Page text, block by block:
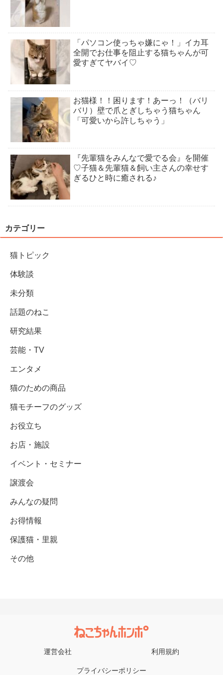
「パソコン使っちゃ嫌にゃ！」イカ耳
全開でお仕事を阻止する猫ちゃんが可
愛すぎてヤバイ♡
お猫様！！困ります！あーっ！（バリ
バリ）壁で爪とぎしちゃう猫ちゃん
「可愛いから許しちゃう」
『先輩猫をみんなで愛でる会』を開催
♡子猫＆先輩猫＆飼い主さんの幸せす
ぎるひと時に癒される♪
カテゴリー
猫トピック
体験談
未分類
話題のねこ
研究結果
芸能・TV
エンタメ
猫のための商品
猫モチーフのグッズ
お役立ち
お店・施設
イベント・セミナー
譲渡会
みんなの疑問
お得情報
保護猫・里親
その他
運営会社 利用規約
プライバシーポリシー